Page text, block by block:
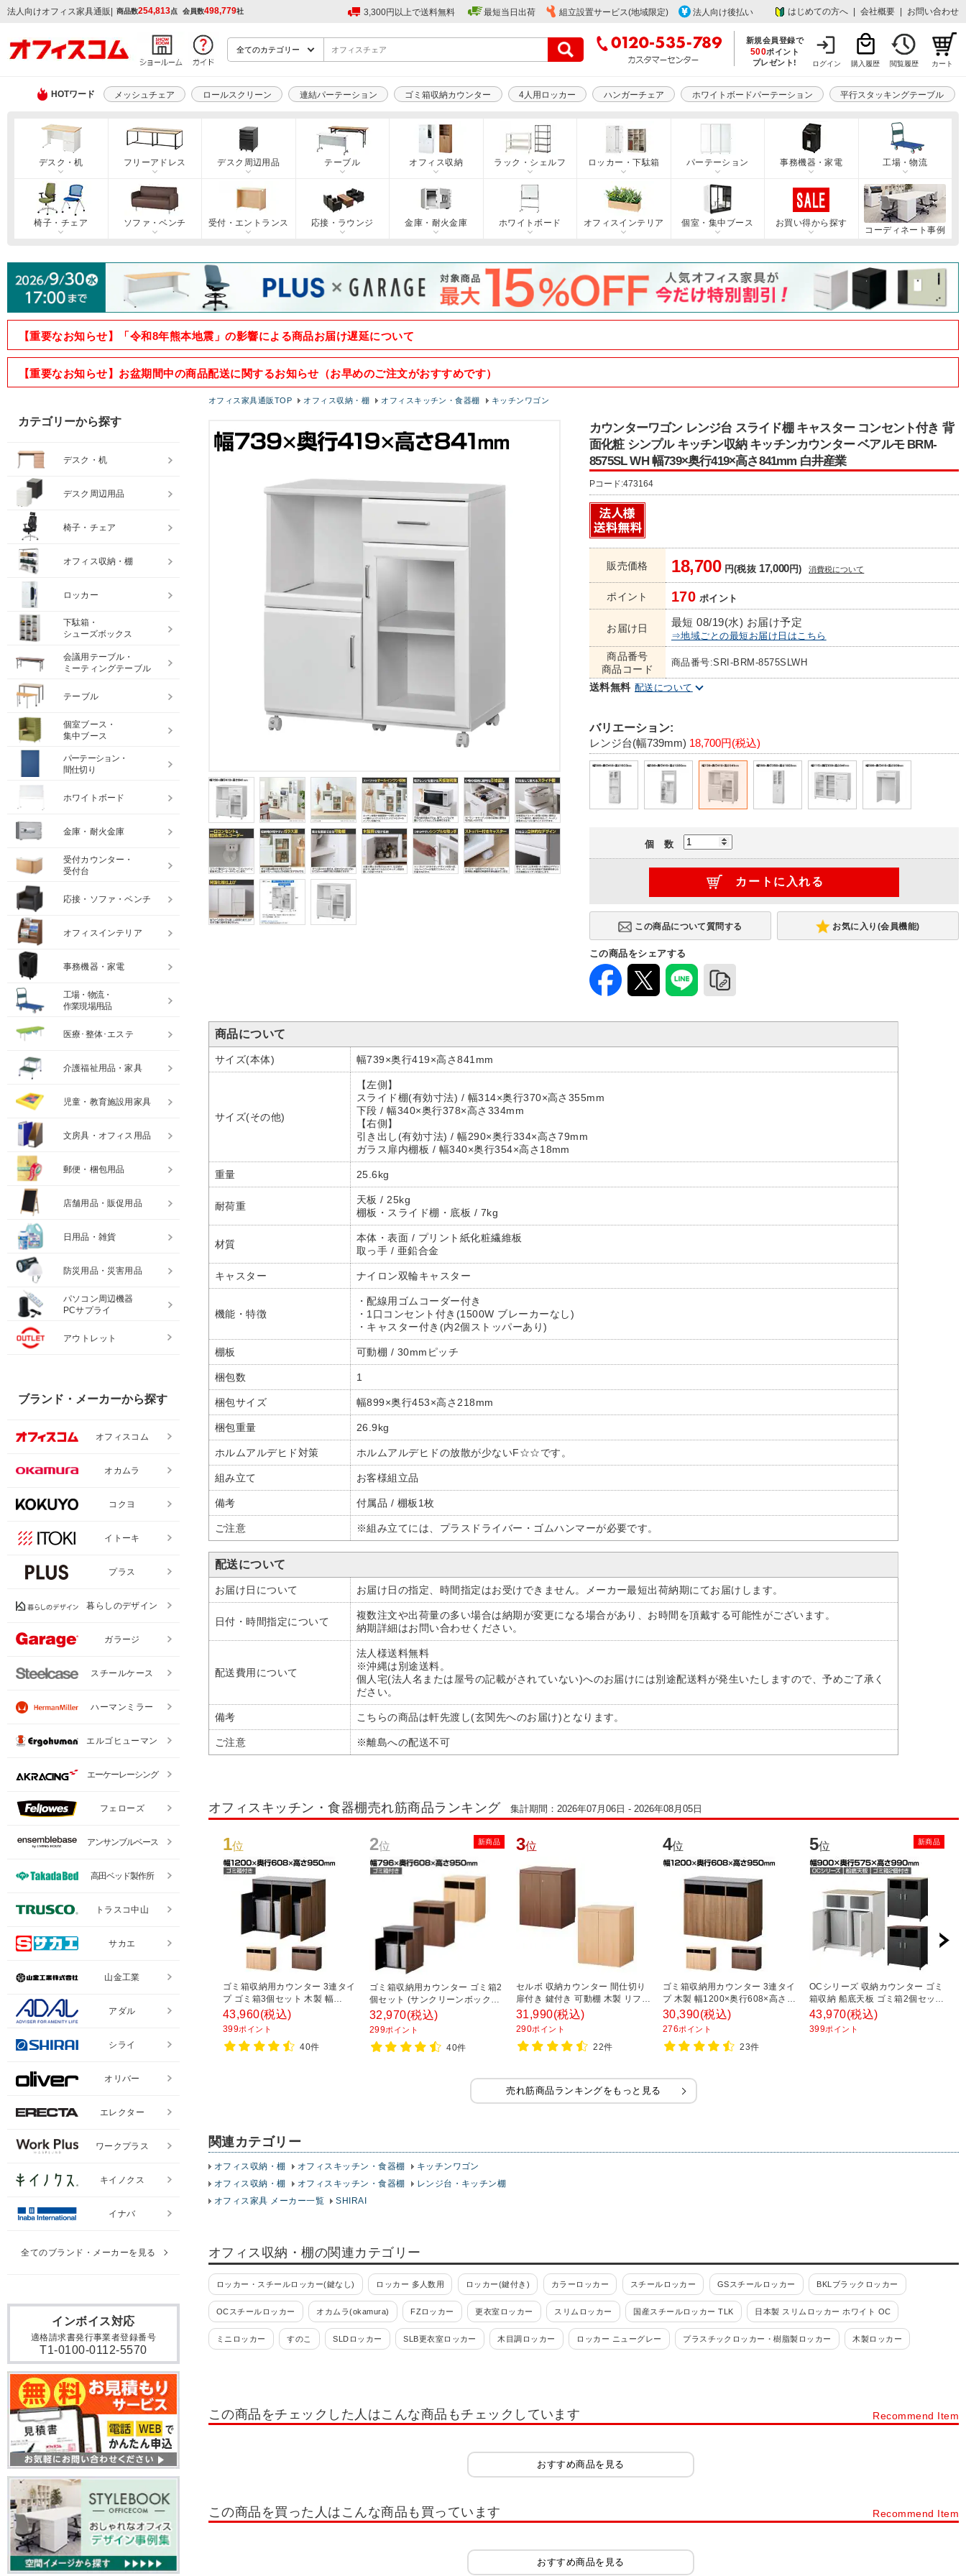
法人向けオフィス家具通販 | 商品数254,813点 会員数498,779社 3,300円以上で送料無料 最短当日出荷 組立設置サービス(地域限定) 法人向け後払い はじめての方へ 会社概要 お問い合わせ
新規会員登録で
500ポイント
プレゼント!
ログイン 購入履歴 閲覧履歴 カート
HOTワード メッシュチェア ロールスクリーン 連結パーテーション ゴミ箱収納カウンター 4人用ロッカー ハンガーチェア ホワイトボードパーテーション 平行スタッキングテーブル
デスク・机 フリーアドレス デスク周辺用品 テーブル オフィス収納 ラック・シェルフ ロッカー・下駄箱 パーテーション 事務機器・家電 工場・物流
椅子・チェア ソファ・ベンチ 受付・エントランス 応接・ラウンジ 金庫・耐火金庫 ホワイトボード オフィスインテリア 個室・集中ブース
お買い得から探す
コーディネート事例
【重要なお知らせ】「令和8年熊本地震」の影響による商品お届け遅延について
【重要なお知らせ】お盆期間中の商品配送に関するお知らせ（お早めのご注文がおすすめです）
オフィス家具通販TOP オフィス収納・棚 オフィスキッチン・食器棚 キッチンワゴン
カウンターワゴン レンジ台 スライド棚 キャスター コンセント付き 背
面化粧 シンプル キッチン収納 キッチンカウンター ベアルモ BRM-
8575SL WH 幅739×奥行419×高さ841mm 白井産業
Pコード:473164
販売価格 18,700円(税抜 17,000円) 消費税について
ポイント 170 ポイント
お届け日 最短 08/19(水) お届け予定
⇒地域ごとの最短お届け日はこちら
商品番号
商品コード
商品番号:SRI-BRM-8575SLWH
送料無料 配送について
バリエーション:
レンジ台(幅739mm) 18,700円(税込)
個 数
お気に入り(会員機能)
この商品をシェアする
商品について
サイズ(本体) 幅739×奥行419×高さ841mm
サイズ(その他)
【左側】
スライド棚(有効寸法) / 幅314×奥行370×高さ355mm
下段 / 幅340×奥行378×高さ334mm
【右側】
引き出し(有効寸法) / 幅290×奥行334×高さ79mm
ガラス扉内棚板 / 幅340×奥行354×高さ18mm
重量 25.6kg
耐荷重
天板 / 25kg
棚板・スライド棚・底板 / 7kg
材質
本体・表面 / プリント紙化粧繊維板
取っ手 / 亜鉛合金
キャスター ナイロン双輪キャスター
機能・特徴
・配線用ゴムコーダー付き
・1口コンセント付き(1500W ブレーカーなし)
・キャスター付き(内2個ストッパーあり)
棚板 可動棚 / 30mmピッチ
梱包数 1
梱包サイズ 幅899×奥行453×高さ218mm
梱包重量 26.9kg
ホルムアルデヒド対策 ホルムアルデヒドの放散が少ないF☆☆です。
組み立て お客様組立品
備考 付属品 / 棚板1枚
ご注意 ※組み立てには、プラスドライバー・ゴムハンマーが必要です。
配送について
お届け日について お届け日の指定、時間指定はお受けできません。メーカー最短出荷納期にてお届けします。
日付・時間指定について
複数注文や出荷量の多い場合は納期が変更になる場合があり、お時間を頂戴する可能性がございます。
納期詳細はお問い合わせください。
配送費用について
法人様送料無料
※沖縄は別途送料。
個人宅(法人名または屋号の記載がされていない)へのお届けには別途配送料が発生いたしますので、予めご了承く
ださい。
備考 こちらの商品は軒先渡し(玄関先へのお届け)となります。
ご注意 ※離島への配送不可
オフィスキッチン・食器棚売れ筋商品ランキング 集計期間：2026年07月06日 - 2026年08月05日
1位
ゴミ箱収納用カウンター 3連タイ
プ ゴミ箱3個セット 木製 幅
1200×奥行608×高さ950mm ダス
トボックス キッチンカウンター
ペールカウンター アジャスター
付き 70L 大容量 木目調 おしゃれ
43,960(税込)
399ポイント
40件
2位 新商品
ゴミ箱収納用カウンター ゴミ箱2
個セット (サンクリーンボックス
角型 70Lサイズ) 木製 幅796×奥
行608×高さ950mm ダストボック
ス キッチンカウンター アジャス
ター付き 70L 木目調 おしゃれ
32,970(税込)
299ポイント
40件
3位
セルボ 収納カウンター 間仕切り
扉付き 鍵付き 可動棚 木製 リフレ
ッシュスペース 幅796×奥行608×
高さ950mm
31,990(税込)
290ポイント
22件
4位
ゴミ箱収納用カウンター 3連タイ
プ 木製 幅1200×奥行608×高さ
950mm ダストボックス キッチン
カウンター ペールカウンター ア
ジャスター付き 70L 大容量 木目
調 おしゃれ 分別 オフィス
30,390(税込)
276ポイント
23件
5位 新商品
OCシリーズ 収納カウンター ゴミ
箱収納 船底天板 ゴミ箱2個セット
70L スチール製 幅900×奥行575×
高さ990mm スリット キッチン
ゴミ箱 収納 休憩室
43,970(税込)
399ポイント
売れ筋商品ランキングをもっと見る
関連カテゴリー
オフィス収納・棚 オフィスキッチン・食器棚
キッチンワゴン
オフィス収納・棚
オフィスキッチン・食器棚
レンジ台・キッチン棚
オフィス家具 メーカー一覧
SHIRAI
オフィス収納・棚の関連カテゴリー
ロッカー・スチールロッカー(鍵なし) ロッカー 多人数用 ロッカー(鍵付き) カラーロッカー スチールロッカー GSスチールロッカー BKLブラックロッカー
OCスチールロッカー オカムラ(okamura) FZロッカー 更衣室ロッカー スリムロッカー 国産スチールロッカー TLK 日本製 スリムロッカー ホワイト OC
ミニロッカー すのこ SLDロッカー SLB更衣室ロッカー 木目調ロッカー ロッカー ニューグレー プラスチックロッカー・樹脂製ロッカー 木製ロッカー
ロッカー 10人用 ロッカー 12人用 ロッカー 多人数用 ロッカーホワイト系(白)
木製キャビネット・木製ラック・木製書庫 役員用家具 扉タイプから探す
シューズボックス オープンタイプ 可動棚 下駄箱 オープンタイプ
この商品をチェックした人はこんな商品もチェックしています Recommend Item
おすすめ商品を見る
この商品を買った人はこんな商品も買っています Recommend Item
おすすめ商品を見る
インボイス対応
適格請求書発行事業者登録番号
T1-0100-0112-5570
カテゴリーから探す
デスク・机
デスク周辺用品
椅子・チェア
オフィス収納・棚
ロッカー
下駄箱・
シューズボックス
会議用テーブル・
ミーティングテーブル
テーブル
個室ブース・
集中ブース
パーテーション・
間仕切り
ホワイトボード
金庫・耐火金庫
受付カウンター・
受付台
応接・ソファ・ベンチ
オフィスインテリア
事務機器・家電
工場・物流・
作業現場用品
医療･整体･エステ
介護福祉用品・家具
児童・教育施設用家具
文房具・オフィス用品
郵便・梱包用品
店舗用品・販促用品
日用品・雑貨
防災用品・災害用品
パソコン周辺機器
PCサプライ
アウトレット
ブランド・メーカーから探す
オフィスコム
オカムラ
コクヨ
イトーキ
プラス
暮らしのデザイン
ガラージ
スチールケース
ハーマンミラー
エルゴヒューマン
エーケーレーシング
フェローズ
アンサンブルベース
高田ベッド製作所
トラスコ中山
サカエ
山金工業
アダル
シライ
オリバー
エレクター
ワークプラス
キイノクス
イナバ
全てのブランド・メーカーを見る